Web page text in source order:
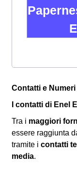
Contatti e
I contatti di Enel
Tra i maggiori
essere raggiunta
tramite i contatti
media.